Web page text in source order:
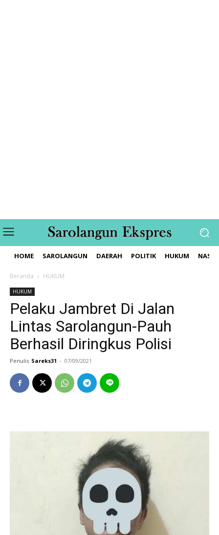
HOME SAROLANGUN DAERAH POLITIK HUKUM
Beranda HUKUM
HUKUM
Pelaku Jambret Di Jalan
Lintas Sarolangun-Pauh
Berhasil Diringkus Polisi
Penulis Sareks31 - 07/09/2021